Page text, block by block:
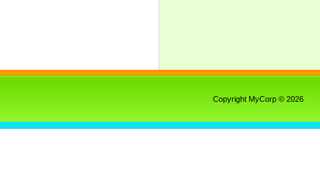
Copyright MyCorp © 2026